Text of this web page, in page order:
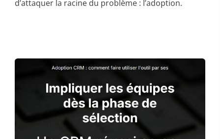
d’attaquer la racine du problème : l’adoption.